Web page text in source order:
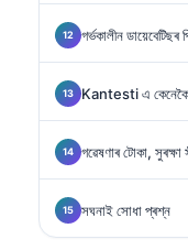
গৰ্ভকালীন
Kantesti এ কেনেকৈ
গৱেষণাৰ টোকা,
সঘনাই সোধা প্ৰশ্ন